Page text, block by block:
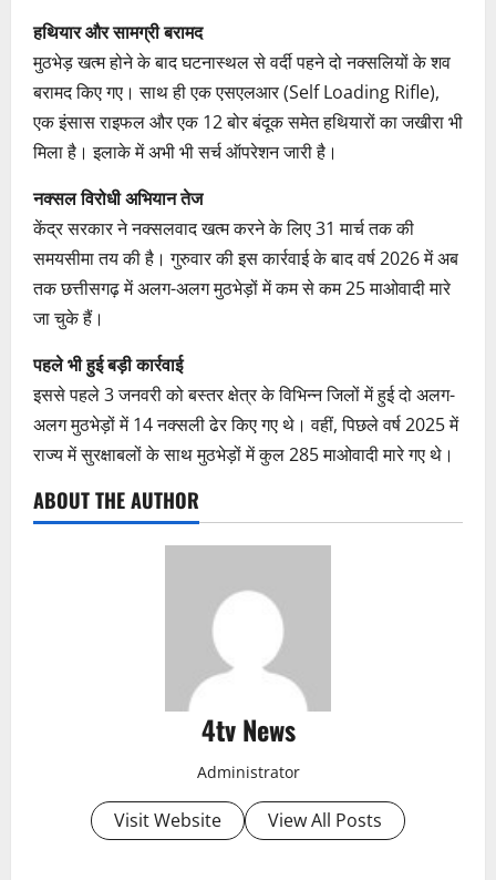
हथियार और सामग्री बरामद
मुठभेड़ खत्म होने के बाद घटनास्थल से वर्दी पहने दो नक्सलियों के शव
बरामद किए गए। साथ ही एक एसएलआर (Self Loading Rifle),
एक इंसास राइफल और एक 12 बोर बंदूक समेत हथियारों का जखीरा भी
मिला है। इलाके में अभी भी सर्च ऑपरेशन जारी है।
नक्सल विरोधी अभियान तेज
केंद्र सरकार ने नक्सलवाद खत्म करने के लिए 31 मार्च तक की
समयसीमा तय की है। गुरुवार की इस कार्रवाई के बाद वर्ष 2026 में अब
तक छत्तीसगढ़ में अलग-अलग मुठभेड़ों में कम से कम 25 माओवादी मारे
जा चुके हैं।
पहले भी हुई बड़ी कार्रवाई
इससे पहले 3 जनवरी को बस्तर क्षेत्र के विभिन्न जिलों में हुई दो अलग-
अलग मुठभेड़ों में 14 नक्सली ढेर किए गए थे। वहीं, पिछले वर्ष 2025 में
राज्य में सुरक्षाबलों के साथ मुठभेड़ों में कुल 285 माओवादी मारे गए थे।
ABOUT THE AUTHOR
4tv News
Administrator
Visit Website View All Posts